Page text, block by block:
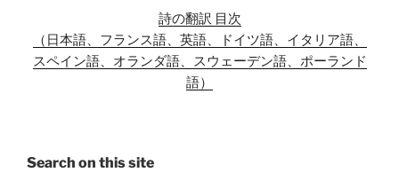
詩の翻訳 目次
（日本語、フランス語、英語、ドイツ語、イタリア語、
スペイン語、オランダ語、スウェーデン語、ポーランド
語）
Search on this site